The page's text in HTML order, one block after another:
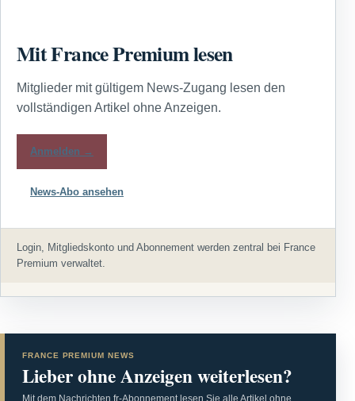
Mit France Premium lesen
Mitglieder mit gültigem News-Zugang lesen den
vollständigen Artikel ohne Anzeigen.
Anmelden →
News-Abo ansehen
Login, Mitgliedskonto und Abonnement werden zentral bei France
Premium verwaltet.
FRANCE PREMIUM NEWS
Lieber ohne Anzeigen weiterlesen?
Mit dem Nachrichten.fr-Abonnement lesen Sie alle Artikel ohne